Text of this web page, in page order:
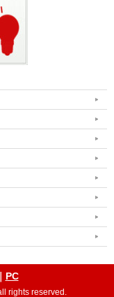
PC
rights reserved.